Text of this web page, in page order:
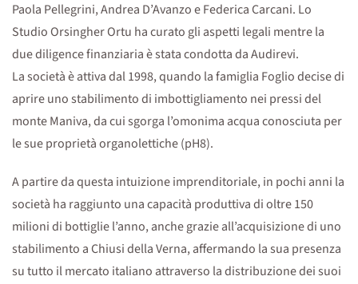
Paola Pellegrini, Andrea D’Avanzo e Federica Carcani. Lo
Studio Orsingher Ortu ha curato gli aspetti legali mentre la
due diligence finanziaria è stata condotta da Audirevi.
La società è attiva dal 1998, quando la famiglia Foglio decise di
aprire uno stabilimento di imbottigliamento nei pressi del
monte Maniva, da cui sgorga l’omonima acqua conosciuta per
le sue proprietà organolettiche (pH8).
A partire da questa intuizione imprenditoriale, in pochi anni la
società ha raggiunto una capacità produttiva di oltre 150
milioni di bottiglie l’anno, anche grazie all’acquisizione di uno
stabilimento a Chiusi della Verna, affermando la sua presenza
su tutto il mercato italiano attraverso la distribuzione dei suoi